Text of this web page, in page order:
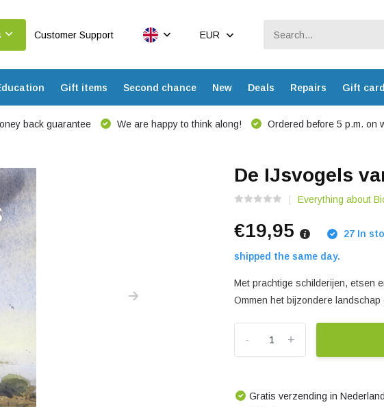
Customer Support EUR
Gift items Second chance New Deals Repairs Gift
back guarantee We are happy to think along! Ordered before 5 p.m. on
De IJsvogels
Everything about
€19,95 27 In
shipped the same day.
Met prachtige schilderijen, etsen
Ommen het bijzondere
+
-
Gratis verzending in